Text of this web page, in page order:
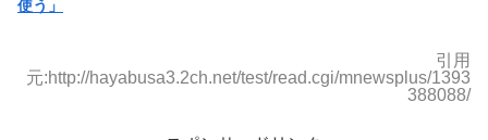
使う」
引用
元:http://hayabusa3.2ch.net/test/read.cgi/mnewsplus/1393
388088/